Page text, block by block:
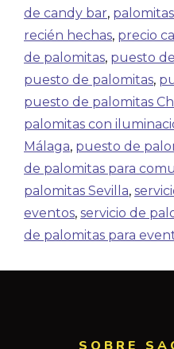
de candy bar,
recién hechas, precio
de palomitas, puesto
puesto de palomitas,
puesto de palomitas
palomitas con
Málaga, puesto de
de palomitas para
palomitas Sevilla,
eventos, servicio de
de palomitas para